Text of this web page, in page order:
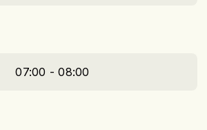
07:00 - 08:00